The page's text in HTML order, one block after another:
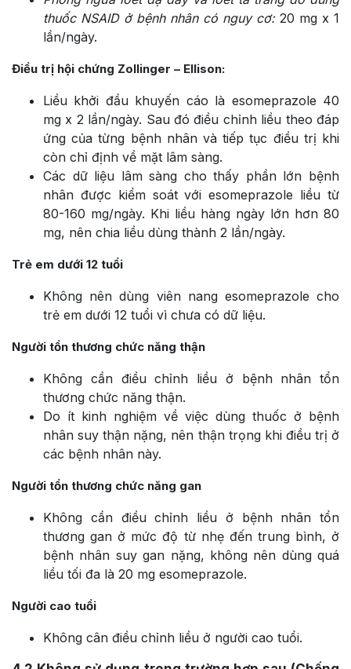
thuốc NSAID ở bệnh nhân có nguy cơ: 20 mg x 1
lần/ngày.
Điều trị hội chứng Zollinger – Ellison:
Liều khởi đầu khuyến cáo là esomeprazole 40
mg x 2 lần/ngày. Sau đó điều chỉnh liều theo đáp
ứng của từng bệnh nhân và tiếp tục điều trị khi
còn chỉ định về mặt lâm sàng.
Các dữ liệu lâm sàng cho thấy phần lớn bệnh
nhân được kiểm soát với esomeprazole liều từ
80-160 mg/ngày. Khi liều hàng ngày lớn hơn 80
mg, nên chia liều dùng thành 2 lần/ngày.
Trẻ em dưới 12 tuổi
Không nên dùng viên nang esomeprazole cho
trẻ em dưới 12 tuổi vì chưa có dữ liệu.
Người tổn thương chức năng thận
Không cần điều chỉnh liều ở bệnh nhân tổn
thương chức năng thận.
Do ít kinh nghiệm về việc dùng thuốc ở bệnh
nhân suy thận nặng, nên thận trọng khi điều trị ở
các bệnh nhân này.
Người tổn thương chức năng gan
Không cần điều chỉnh liều ở bệnh nhân tổn
thương gan ở mức độ từ nhẹ đến trung bình, ở
bệnh nhân suy gan nặng, không nên dùng quá
liều tối đa là 20 mg esomeprazole.
Người cao tuổi
Không cân điều chỉnh liều ở người cao tuổi.